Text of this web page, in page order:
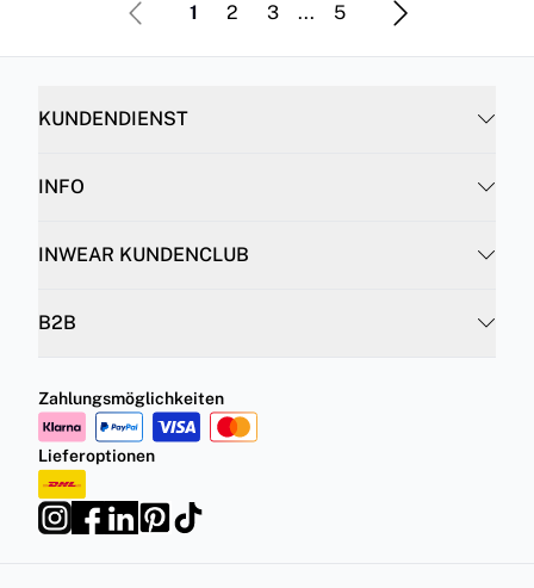
1 2 3 ... 5
KUNDENDIENST
INFO
INWEAR KUNDENCLUB
B2B
Zahlungsmöglichkeiten
Lieferoptionen